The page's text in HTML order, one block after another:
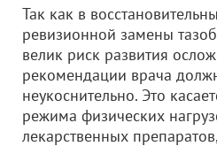
Так как в
ревизионной замены
велик риск развития
рекомендации врача
неукоснительно. Это
режима физических
лекарственных